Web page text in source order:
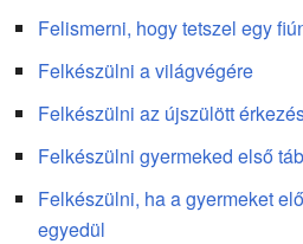
Felismerni, hogy tetszel egy
Felkészülni a világvégére
Felkészülni az újszülött
Felkészülni gyermeked első
Felkészülni, ha a gyermeket
egyedül